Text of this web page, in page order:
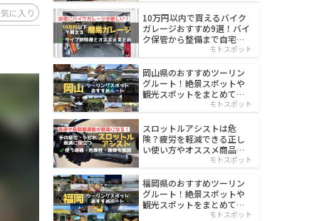
に入り
10万円以内で買えるバイク
ガレージおすすめ9選！バイ
ク保管から整備まで自宅で
モトスポット
岡山県のおすすめツーリン
グルート！絶景スポットや
観光スポットをまとめて紹
モトスポット
スロットルアシストは危
険？疲労を軽減できる正し
い使い方やオススメ商品を
モトスポット
福岡県のおすすめツーリン
グルート！絶景スポットや
観光スポットをまとめて紹
モトスポット